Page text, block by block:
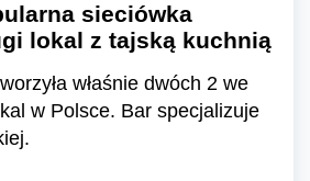
sieciówka
lokal z tajską kuchnią
właśnie dwóch 2 we
w Polsce. Bar specjalizuje